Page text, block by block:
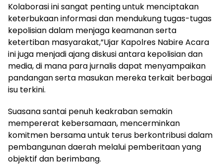
Kolaborasi ini sangat penting untuk menciptakan
keterbukaan informasi dan mendukung tugas-tugas
kepolisian dalam menjaga keamanan serta
ketertiban masyarakat,”Ujar Kapolres Nabire Acara
ini juga menjadi ajang diskusi antara kepolisian dan
media, di mana para jurnalis dapat menyampaikan
pandangan serta masukan mereka terkait berbagai
isu terkini.
Suasana santai penuh keakraban semakin
mempererat kebersamaan, mencerminkan
komitmen bersama untuk terus berkontribusi dalam
pembangunan daerah melalui pemberitaan yang
objektif dan berimbang.